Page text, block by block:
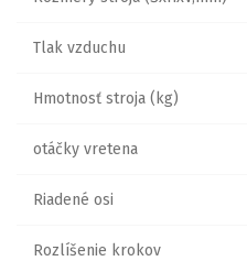
Tlak vzduchu
Hmotnosť stroja (kg)
otáčky vretena
Riadené osi
Rozlíšenie krokov